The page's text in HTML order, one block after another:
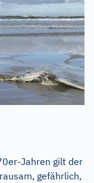
Jahren gilt der
gefährlich,